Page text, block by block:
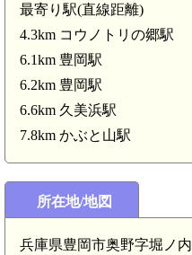
最寄り駅(直線距離)
4.3km コウノトリの郷駅
6.1km 豊岡駅
6.2km 豊岡駅
6.6km 久美浜駅
7.8km かぶと山駅
所在地/地図
兵庫県豊岡市奥野字堀ノ内